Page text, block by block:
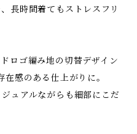
長時間着てもストレスフリ
ロゴ編み地の切替デザイン
感のある仕上がりに。
ュアルながらも細部にこだ